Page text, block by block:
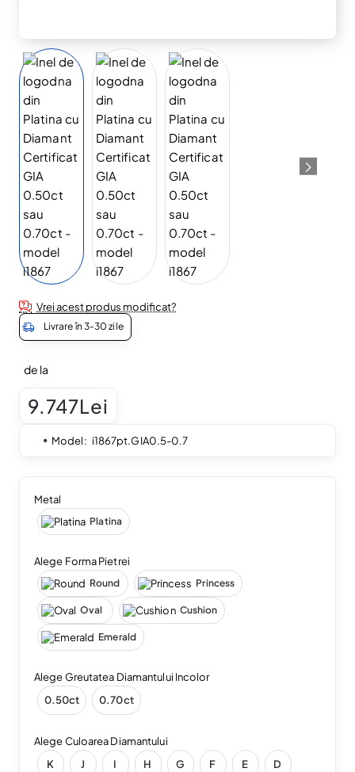
Vrei acest produs modificat?
Livrare în 3-30 zile
de la
9.747Lei
Model: i1867pt.GIA0.5-0.7
Metal
Platina
Alege Forma Pietrei
Round Princess
Oval Cushion
Emerald
Alege Greutatea Diamantului Incolor
0.50ct
0.70ct
Alege Culoarea Diamantului
K
J I H G F E D